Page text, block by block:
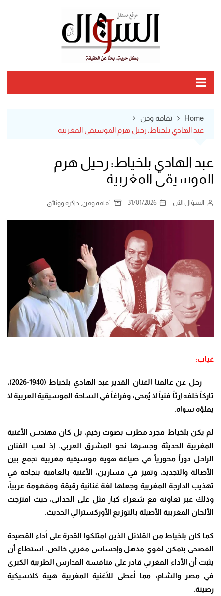
Home
ثقافة وفن
عبد الهادي بلخياط: رحيل هرم الموسيقى المغربية
عبد الهادي بلخياط: رحيل هرم
الموسيقى المغربية
السؤال الآن 31/01/2026 ثقافة وفن ذاكرة ووثائق
غياب:
رحل عن عالمنا الفنان القدير عبد الهادي بلخياط (1940-2026)،
تاركاً خلفه إرثاً فنياً لا يُمحى، وفراغاً في الساحة الموسيقية العربية لا
يملؤه سواه.
لم يكن بلخياط مجرد مطرب بصوت رخيم، بل كان مهندس الأغنية
المغربية الحديثة وجسرها نحو المشرق العربي. إذ لعب الفنان
الراحل دوراً محورياً في صياغة هوية موسيقية مغربية تجمع بين
الأصالة والتجديد، وتميز في مسارين، الأغنية بالعامية بنجاحه في
تهذيب الدارجة المغربية وجعلها لغة غنائية رقيقة ومفهومة عربياً،
وذلك عبر تعاونه مع شعراء كبار مثل علي الحداني، حيث امتزجت
الألحان المغربية الأصيلة بالتوزيع الأوركسترالي الحديث.
كما كان بلخياط من القلائل الذين امتلكوا القدرة على أداء القصيدة
الفصحى بتمكن لغوي مذهل وإحساس مغربي خالص. استطاع أن
يثبت أن الأداء المغربي قادر على منافسة المدارس الطربية الكبرى
في مصر والشام، مما أعطى للأغنية المغربية هيبة كلاسيكية
رصينة.